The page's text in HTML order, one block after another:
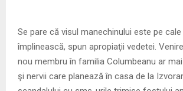
Se pare că visul manechinului este pe
împlinească, spun apropiaţii vedetei.
nou membru în familia Columbeanu ar
şi nervii care planează în casa de la